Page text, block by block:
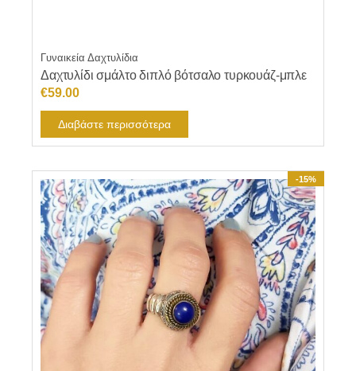
Γυναικεία Δαχτυλίδια
Δαχτυλίδι σμάλτο διπλό βότσαλο τυρκουάζ-μπλε
€59.00
Διαβάστε περισσότερα
-15%